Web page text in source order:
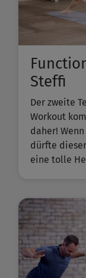
Steffi
Der zweite
Workout
daher!
dürfte
eine tolle